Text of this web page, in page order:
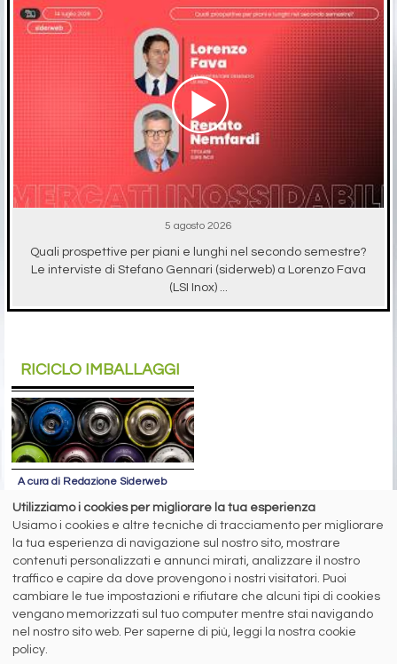
5 agosto 2026
Quali prospettive per piani e lunghi nel secondo semestre?
Le interviste di Stefano Gennari (siderweb) a Lorenzo Fava
(LSI Inox) ...
RICICLO IMBALLAGGI
A cura di Redazione Siderweb
RICREA: “Spray Sereno”
parla alla Gen Z
Oltre 6 milioni di contatti raggiunti
sui social network per la campagna
sul riciclo degli aerosol
siderweb
Utilizziamo i cookies per migliorare la tua esperienza
Usiamo i cookies e altre tecniche di tracciamento per migliorare
la tua esperienza di navigazione sul nostro sito, mostrare
contenuti personalizzati e annunci mirati, analizzare il nostro
traffico e capire da dove provengono i nostri visitatori. Puoi
cambiare le tue impostazioni e rifiutare che alcuni tipi di cookies
vengano memorizzati sul tuo computer mentre stai navigando
nel nostro sito web. Per saperne di più, leggi la nostra cookie
policy.